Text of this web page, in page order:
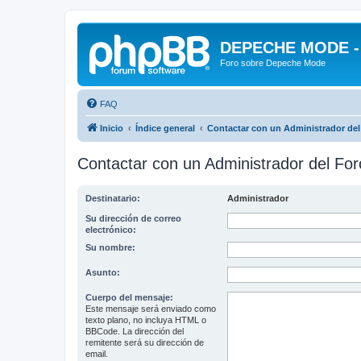
DEPECHE MODE
Foro sobre Depeche Mode
FAQ
Inicio Índice general Contactar con un Administrador
Contactar con un Administrador del
Destinatario: Administrador
Su dirección de correo
electrónico:
Su nombre:
Asunto:
Cuerpo del mensaje:
Este mensaje será enviado como
texto plano, no incluya HTML o
BBCode. La dirección del
remitente será su dirección de
email.